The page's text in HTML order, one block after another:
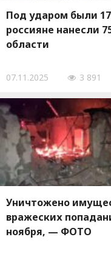
Под ударом были
россияне нанесли
области
07.11.2025 3 891
Уничтожено
вражеских
ноября, — ФОТО